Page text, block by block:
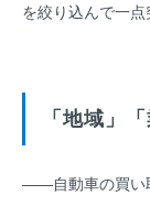
を絞り込んで一点
「地域」
――自動車の買い